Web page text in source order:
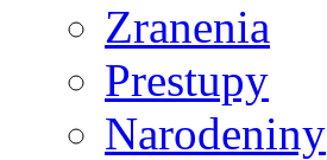
Zranenia
Prestupy
Narodeniny